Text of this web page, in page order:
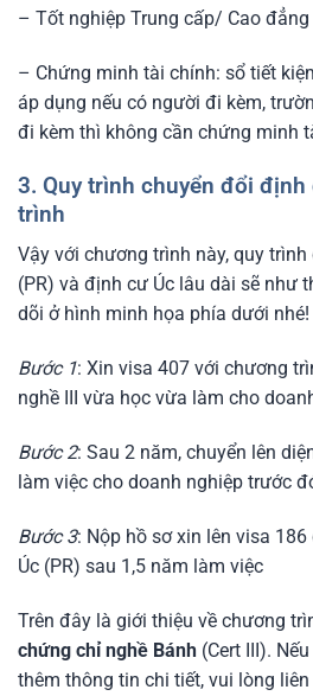
– Tốt nghiệp Trung cấp/ Cao đẳng
– Chứng minh tài chính: sổ tiết
áp dụng nếu có người đi kèm,
đi kèm thì không cần chứng minh
3. Quy trình chuyển đổi
trình
Vậy với chương trình này, quy
(PR) và định cư Úc lâu dài sẽ như
dõi ở hình minh họa phía dưới nhé!
Bước 1: Xin visa 407 với chương
nghề III vừa học vừa làm cho
Bước 2: Sau 2 năm, chuyển lên
làm việc cho doanh nghiệp trước
Bước 3: Nộp hồ sơ xin lên visa
Úc (PR) sau 1,5 năm làm việc
Trên đây là giới thiệu về chương
chứng chỉ nghề Bánh (Cert III).
thêm thông tin chi tiết, vui lòng